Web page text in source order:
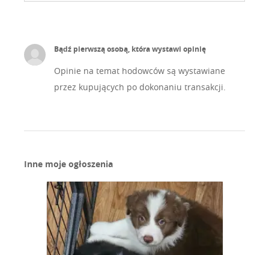
Bądź pierwszą osobą, która wystawi opinię
Opinie na temat hodowców są wystawiane
przez kupujących po dokonaniu transakcji.
Inne moje ogłoszenia